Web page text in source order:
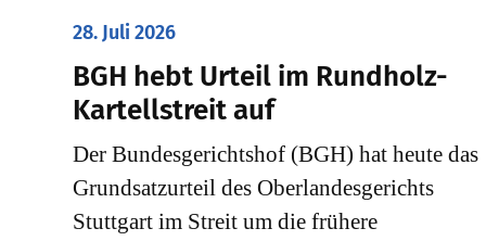
28. Juli 2026
​BGH hebt Urteil im Rundholz-
Kartellstreit auf
Der Bundesgerichtshof (BGH) hat heute das
Grundsatzurteil des Oberlandesgerichts
Stuttgart im Streit um die frühere